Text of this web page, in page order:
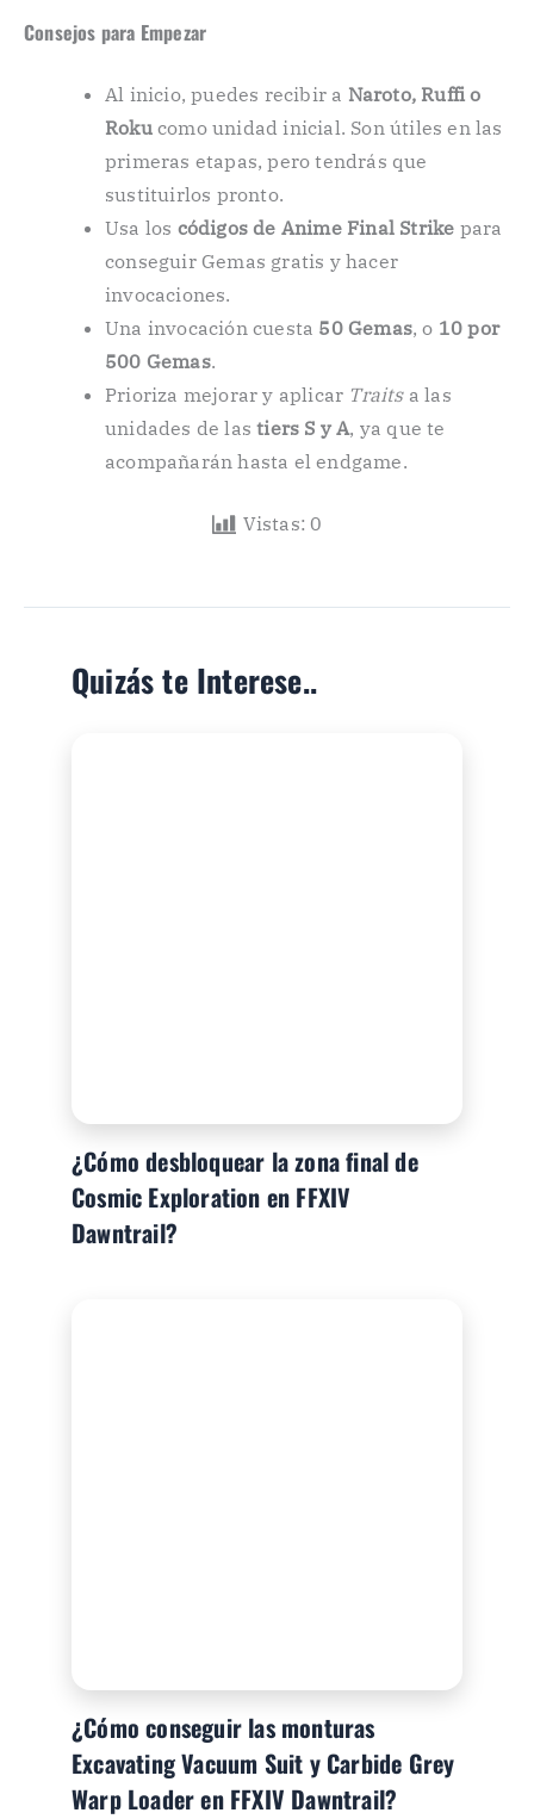
Consejos para Empezar
Al inicio, puedes recibir a Naroto, Ruffi o
Rokucomo unidad inicial. Son útiles en las
primeras etapas, pero tendrás que
sustituirlos pronto.
Usa los códigos de Anime Final Strike para
conseguir Gemas gratis y hacer
invocaciones.
Una invocación cuesta 50 Gemas, o 10 por
500 Gemas.
Prioriza mejorar y aplicar Traitsa las
unidades de lastiers S y A, ya que te
acompañarán hasta el endgame.
Vistas: 0
Quizás te Interese..
¿Cómo desbloquear la zona final de
Cosmic Exploration en FFXIV
Dawntrail?
¿Cómo conseguir las monturas
Excavating Vacuum Suit y Carbide Grey
Warp Loader en FFXIV Dawntrail?